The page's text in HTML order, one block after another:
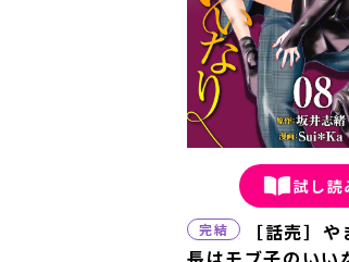
試し読
完結
［話売］